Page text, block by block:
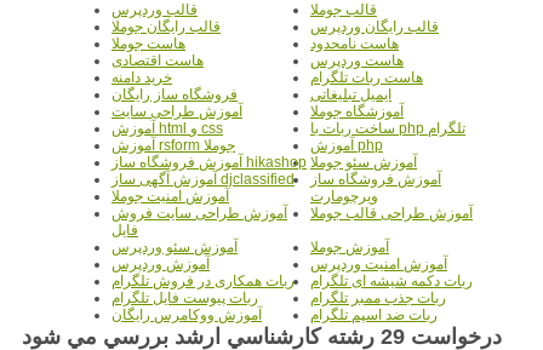
قالب جوملا
قالب وردپرس
قالب رایگان وردپرس
قالب رایگان جوملا
هاست نامحدود
هاست جوملا
هاست وردپرس
هاست اقتصادی
هاست ربات تلگرام
خرید دامنه
ایمیل تبلیغاتی
فروشگاه ساز رایگان
آموزشگاه جوملا
آموزش طراحی سایت
ساخت ربات با php تلگرام
آموزش html و css
آموزش php
آموزش rsform جوملا
آموزش سئو جوملا آموزش فروشگاه ساز hikashop
آموزش فروشگاه ساز
ویرچومارت
آموزش آگهی ساز djclassified
آموزش امنیت جوملا
آموزش طراحی قالب جوملا
آموزش طراحی سایت فروش
فایل
آموزش جوملا
آموزش سئو وردپرس
آموزش امنیت وردپرس
آموزش وردپرس
ربات دکمه شیشه ای تلگرام
ربات همکاری در فروش تلگرام
ربات جذب ممبر تلگرام
ربات پیوست فایل تلگرام
ربات ضد اسپم تلگرام
آموزش ووکامرس رایگان
درخواست 29 رشته کارشناسي ارشد بررسي مي شود